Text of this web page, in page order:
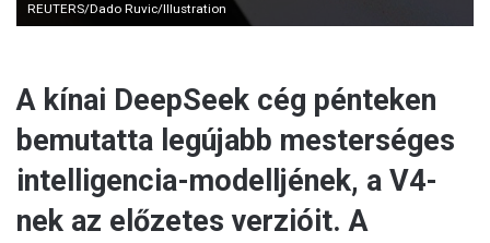
REUTERS/Dado Ruvic/Illustration
A kínai DeepSeek cég pénteken
bemutatta legújabb mesterséges
intelligencia-modelljének, a V4-
nek az előzetes verzióit. A